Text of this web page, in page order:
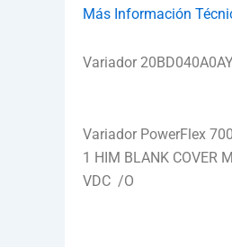
Más Información
Variador
Variador PowerFlex
1 HIM BLANK COVER
VDC /O